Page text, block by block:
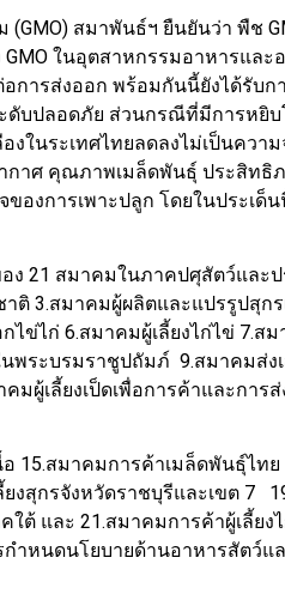
สมาพันธ์ฯ ยืนยันว่า พืช
ในอุตสาหกรรมอาหารแล
การส่งออก พร้อมกันนี้ยังได้รับ
ดับปลอดภัย ส่วนกรณีที่มีการหยิบ
ในระเทศไทยลดลงไม่เป็นควา
าศ คุณภาพเมล็ดพันธุ์ ประสิทธิภ
องการเพาะปลูก โดยในประเด็
21 สมาคมในภาคปศุสัตว์และป
ติ 3.สมาคมผู้ผลิตและแปรรูปสุก
ข่ไก่ 6.สมาคมผู้เลี้ยงไก่ไข่ 7.สม
นพระบรมราชูปถัมภ์ 9.สมาคมส่ง
มผู้เลี้ยงเป็ดเพื่อการค้าและการ
15.สมาคมการค้าเมล็ดพันธุ์ไท
งสุกรจังหวัดราชบุรีและเขต 7
ใต้ และ 21.สมาคมการค้าผู้เลี้ยง
กำหนดนโยบายด้านอาหารสัตว์แ